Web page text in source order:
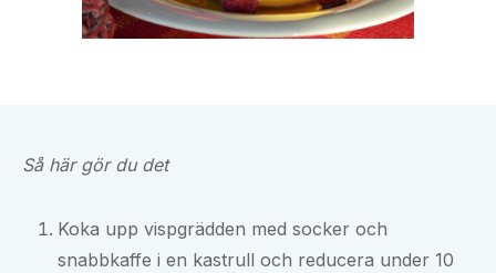
Så här gör du det
Koka upp vispgrädden med socker och
snabbkaffe i en kastrull och reducera under 10